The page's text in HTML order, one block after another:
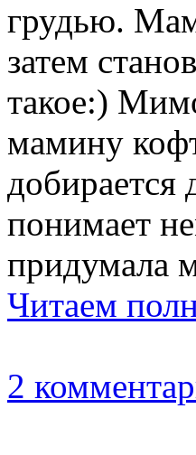
грудью.
затем
такое:)
мамину
добирается
понимает
придумала
Читаем
2